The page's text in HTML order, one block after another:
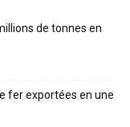
de tonnes en
fer exportées en une